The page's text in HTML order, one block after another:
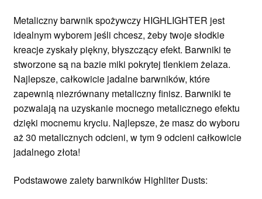
Metaliczny barwnik spożywczy HIGHLIGHTER jest
idealnym wyborem jeśli chcesz, żeby twoje słodkie
kreacje zyskały piękny, błyszczący efekt. Barwniki te
stworzone są na bazie miki pokrytej tlenkiem żelaza.
Najlepsze, całkowicie jadalne barwników, które
zapewnią niezrównany metaliczny finisz. Barwniki te
pozwalają na uzyskanie mocnego metalicznego efektu
dzięki mocnemu kryciu. Najlepsze, że masz do wyboru
aż 30 metalicznych odcieni, w tym 9 odcieni całkowicie
jadalnego złota!
Podstawowe zalety barwników Highliter Dusts: